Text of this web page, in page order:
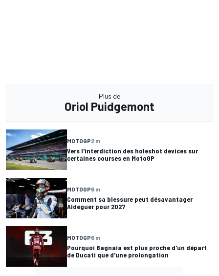
Plus de
Oriol Puidgemont
MOTOGP2 m
Vers l'interdiction des holeshot devices sur
certaines courses en MotoGP
MOTOGP6 m
Comment sa blessure peut désavantager
Aldeguer pour 2027
MOTOGP6 m
Pourquoi Bagnaia est plus proche d'un départ
de Ducati que d'une prolongation